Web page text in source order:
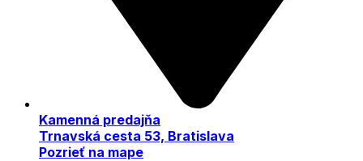
Kamenná predajňa
Trnavská cesta 53, Bratislava
Pozrieť na mape